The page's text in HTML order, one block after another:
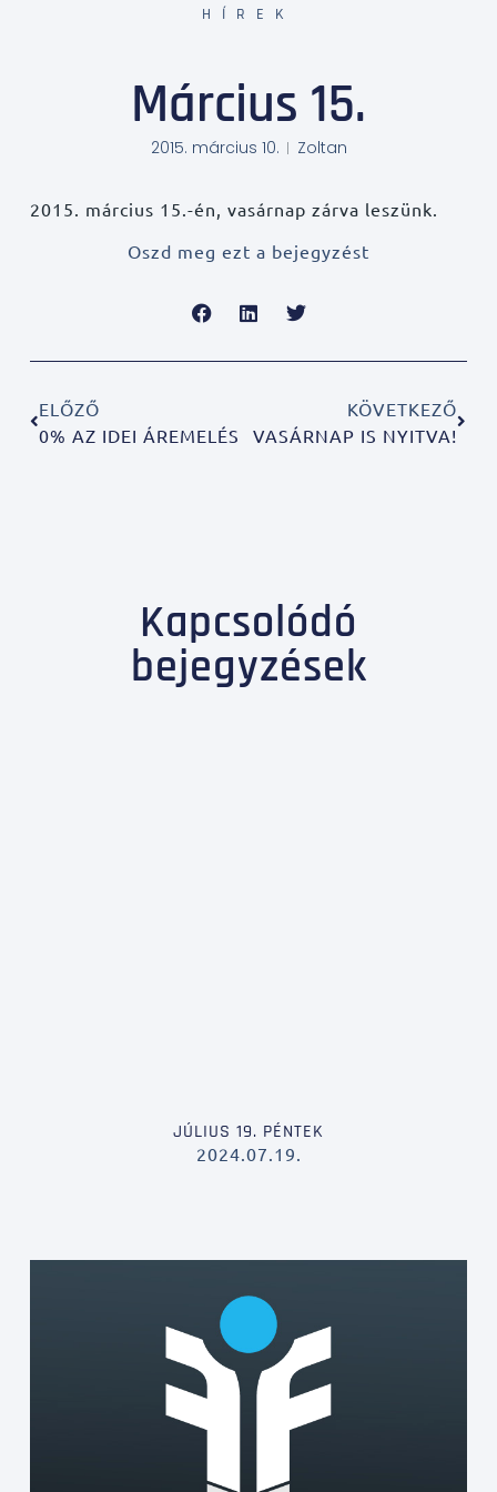
HÍREK
Március 15.
2015. március 10. Zoltan
2015. március 15.-én, vasárnap zárva leszünk.
Oszd meg ezt a bejegyzést
ELŐZŐ
0% AZ IDEI ÁREMELÉS
KÖVETKEZŐ
VASÁRNAP IS NYITVA!
Kapcsolódó
bejegyzések
JÚLIUS 19. PÉNTEK
2024.07.19.